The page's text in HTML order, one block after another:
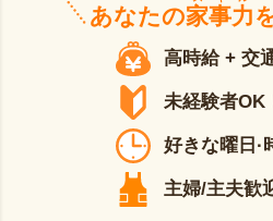
あなたの家事力
高時給 + 交
未経験者OK
好きな曜日·
主婦/主夫歓